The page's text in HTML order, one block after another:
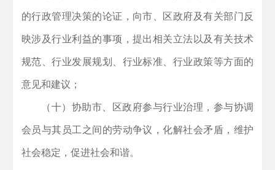
的行政管理决策的论证，向市、区政府及有关部门反
映涉及行业利益的事项，提出相关立法以及有关技术
规范、行业发展规划、行业标准、行业政策等方面的
意见和建议；
（十）协助市、区政府参与行业治理，参与协调
会员与其员工之间的劳动争议，化解社会矛盾，维护
社会稳定，促进社会和谐。